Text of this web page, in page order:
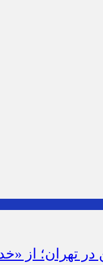
در تهران؛ از